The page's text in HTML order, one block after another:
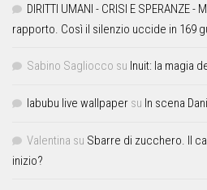
DIRITTI UMANI - CRISI E SPERANZE -
rapporto. Così il silenzio uccide in 169
Sabino Sagliocco su Inuit: la magia
labubu live wallpaper su In scena
Valentina su Sbarre di zucchero. Il
inizio?